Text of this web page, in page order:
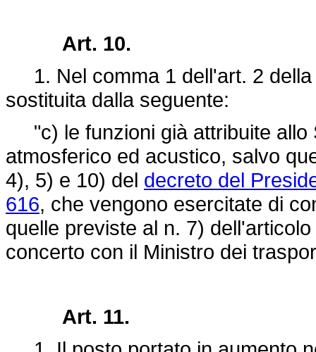
Art. 10.
1. Nel comma 1 dell'art. 2
sostituita dalla seguente:
"c) le funzioni già attribuite allo
atmosferico ed acustico, salvo
4), 5) e 10) del decreto del
616, che vengono esercitate di
quelle previste al n. 7)
concerto con il Ministro dei
Art. 11.